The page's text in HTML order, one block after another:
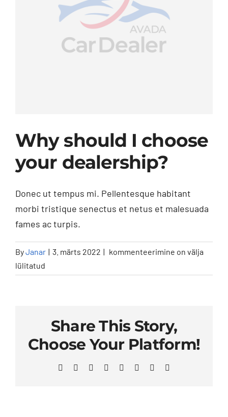
Why should I choose
your dealership?
Donec ut tempus mi. Pellentesque habitant
morbi tristique senectus et netus et malesuada
fames ac turpis.
ByJanar | 3. märts 2022 | Why
I
dealership?
kommenteerimine on välja
lülitatud
Share This Story,
Choose Your Platform!
Facebook Reddit LinkedInWhatsAppTelegramPinterest